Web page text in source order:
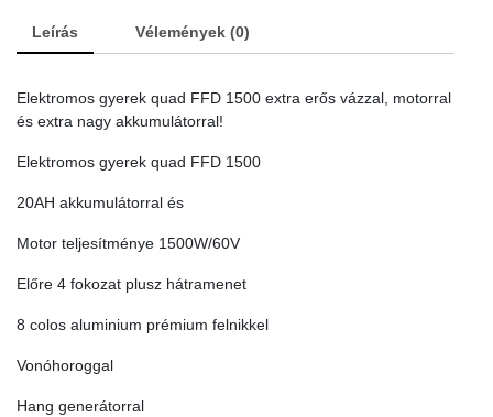
Leírás Vélemények (0)
Elektromos gyerek quad FFD 1500 extra erős vázzal, motorral
és extra nagy akkumulátorral!
Elektromos gyerek quad FFD 1500
20AH akkumulátorral és
Motor teljesítménye 1500W/60V
Előre 4 fokozat plusz hátramenet
8 colos aluminium prémium felnikkel
Vonóhoroggal
Hang generátorral